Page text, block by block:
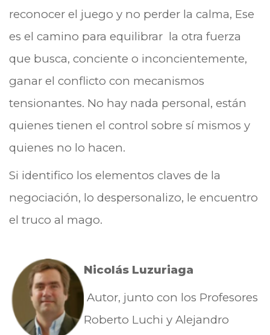
reconocer el juego y no perder la calma, Ese
es el camino para equilibrar la otra fuerza
que busca, conciente o inconcientemente,
ganar el conflicto con mecanismos
tensionantes. No hay nada personal, están
quienes tienen el control sobre sí mismos y
quienes no lo hacen.
Si identifico los elementos claves de la
negociación, lo despersonalizo, le encuentro
el truco al mago.
Nicolás Luzuriaga
Autor, junto con los Profesores
Roberto Luchi y Alejandro